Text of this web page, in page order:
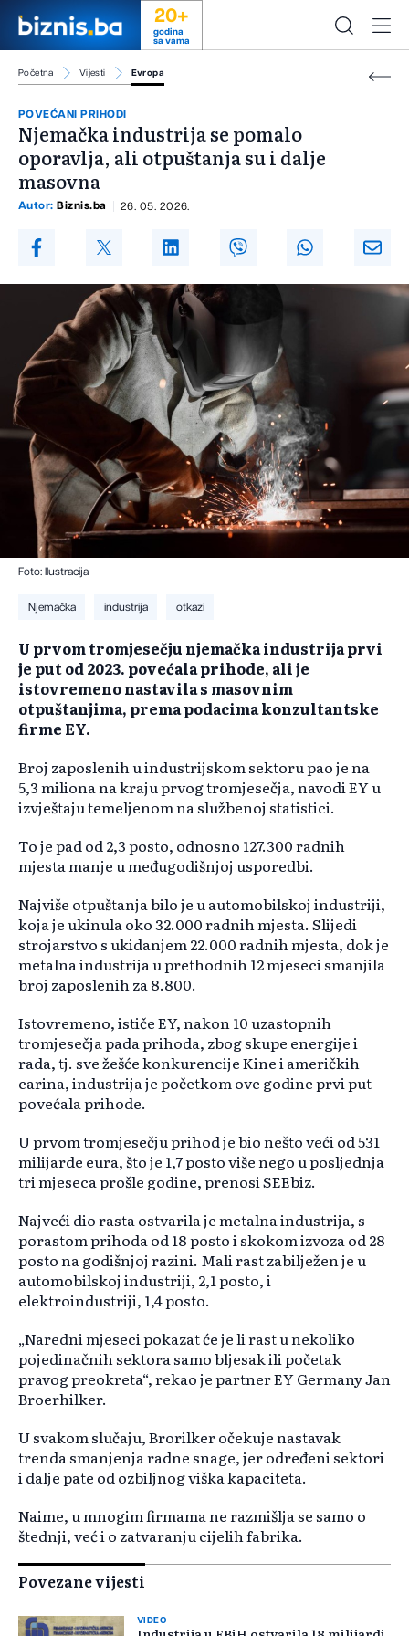
20+
godina
sa vama
Početna Vijesti Evropa
POVEĆANI PRIHODI
Njemačka industrija se pomalo
oporavlja, ali otpuštanja su i dalje
masovna
Autor: Biznis.ba 26. 05. 2026.
Foto: Ilustracija
Njemačka industrija otkazi
U prvom tromjesečju njemačka industrija prvi
je put od 2023. povećala prihode, ali je
istovremeno nastavila s masovnim
otpuštanjima, prema podacima konzultantske
firme EY.
Broj zaposlenih u industrijskom sektoru pao je na
5,3 miliona na kraju prvog tromjesečja, navodi EY u
izvještaju temeljenom na službenoj statistici.
To je pad od 2,3 posto, odnosno 127.300 radnih
mjesta manje u međugodišnjoj usporedbi.
Najviše otpuštanja bilo je u automobilskoj industriji,
koja je ukinula oko 32.000 radnih mjesta. Slijedi
strojarstvo s ukidanjem 22.000 radnih mjesta, dok je
metalna industrija u prethodnih 12 mjeseci smanjila
broj zaposlenih za 8.800.
Istovremeno, ističe EY, nakon 10 uzastopnih
tromjesečja pada prihoda, zbog skupe energije i
rada, tj. sve žešće konkurencije Kine i američkih
carina, industrija je početkom ove godine prvi put
povećala prihode.
U prvom tromjesečju prihod je bio nešto veći od 531
milijarde eura, što je 1,7 posto više nego u posljednja
tri mjeseca prošle godine, prenosi SEEbiz.
Najveći dio rasta ostvarila je metalna industrija, s
porastom prihoda od 18 posto i skokom izvoza od 28
posto na godišnjoj razini. Mali rast zabilježen je u
automobilskoj industriji, 2,1 posto, i
elektroindustriji, 1,4 posto.
„Naredni mjeseci pokazat će je li rast u nekoliko
pojedinačnih sektora samo bljesak ili početak
pravog preokreta“, rekao je partner EY Germany Jan
Broerhilker.
U svakom slučaju, Brorilker očekuje nastavak
trenda smanjenja radne snage, jer određeni sektori
i dalje pate od ozbiljnog viška kapaciteta.
Naime, u mnogim firmama ne razmišlja se samo o
štednji, već i o zatvaranju cijelih fabrika.
Povezane vijesti
VIDEO